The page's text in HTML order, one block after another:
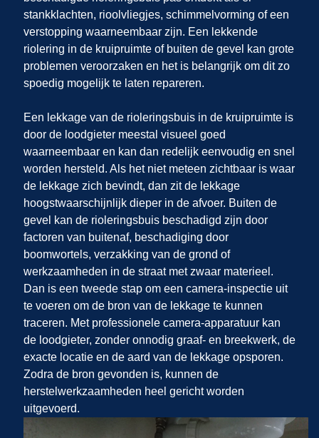
stankklachten, rioolvliegjes, schimmelvorming of een
verstopping waarneembaar zijn. Een lekkende
riolering in de kruipruimte of buiten de gevel kan grote
problemen veroorzaken en het is belangrijk om dit zo
spoedig mogelijk te laten repareren.
Een lekkage van de rioleringsbuis in de kruipruimte is
door de loodgieter meestal visueel goed
waarneembaar en kan dan redelijk eenvoudig en snel
worden hersteld. Als het niet meteen zichtbaar is waar
de lekkage zich bevindt, dan zit de lekkage
hoogstwaarschijnlijk dieper in de afvoer. Buiten de
gevel kan de rioleringsbuis beschadigd zijn door
factoren van buitenaf, beschadiging door
boomwortels, verzakking van de grond of
werkzaamheden in de straat met zwaar materieel.
Dan is een tweede stap om een camera-inspectie uit
te voeren om de bron van de lekkage te kunnen
traceren. Met professionele camera-apparatuur kan
de loodgieter, zonder onnodig graaf- en breekwerk, de
exacte locatie en de aard van de lekkage opsporen.
Zodra de bron gevonden is, kunnen de
herstelwerkzaamheden heel gericht worden
uitgevoerd.